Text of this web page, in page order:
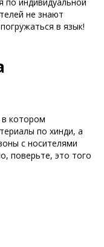
не знают
в язык!
в котором
по хинди, а
с носителями
поверьте, это того